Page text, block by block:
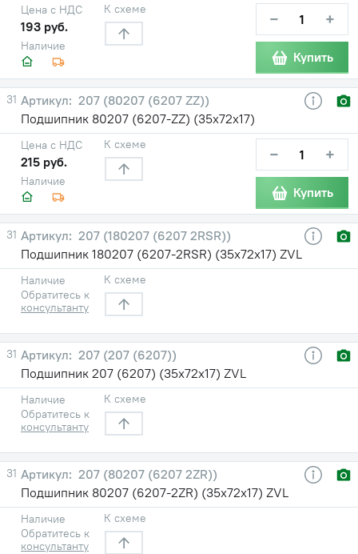
Наличие
Цена с НДС
193 руб.
К схеме − +
Купить
31
207 (80207 (6207 ZZ))
Подшипник 80207 (6207-ZZ) (35х72х17)
Наличие
Цена с НДС
215 руб.
К схеме − +
Купить
31
207 (180207 (6207 2RSR))
Подшипник 180207 (6207-2RSR) (35х72х17) ZVL
Наличие
Обратитесь к
консультанту
К схеме
31
207 (207 (6207))
Подшипник 207 (6207) (35х72х17) ZVL
Наличие
Обратитесь к
консультанту
К схеме
31
207 (80207 (6207 2ZR))
Подшипник 80207 (6207-2ZR) (35х72х17) ZVL
Наличие
Обратитесь к
консультанту
К схеме